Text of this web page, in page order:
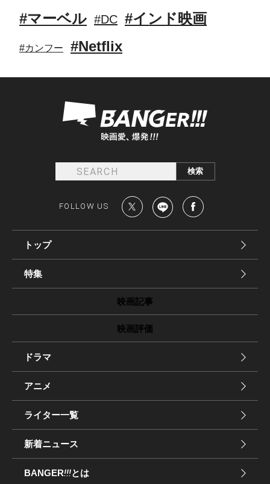
#マーベル #DC #インド映画
#カンフー #Netflix
FOLLOW US
トップ
特集
映画記事
映画評価
ドラマ
アニメ
ライター一覧
新着ニュース
BANGER!!!とは